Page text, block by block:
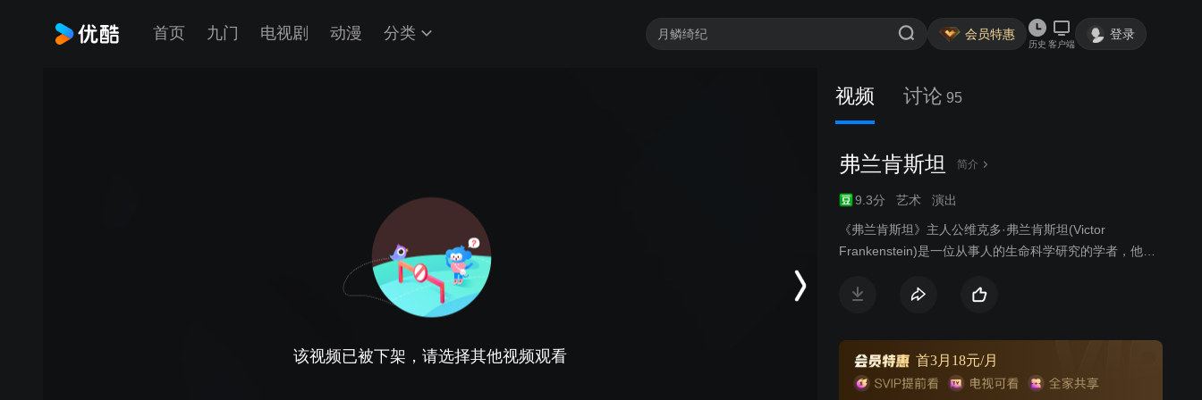
首页 九门 电视剧 动漫 分类 会员特惠
历史 客户端
登录
该视频已被下架，请选择其他视频观看
视频 讨论 95
弗兰肯斯坦 简介
9.3分 艺术 演出
《弗兰肯斯坦》主人公维克多·弗兰肯斯坦(Victor
Frankenstein)是一位从事人的生命科学研究的学者，他力
索，他创造了一个面目可憎，奇丑无比的怪物(Creature)。
甚至要求为他创造一个配偶。但是，当他处处受到他的创
造者和人们的嫌恶和岐视时，他感到非常痛苦。他憎恨一
首3月18元/月